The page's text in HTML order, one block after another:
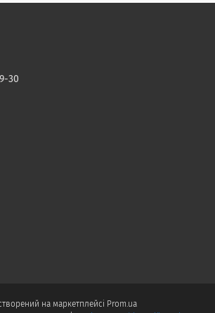
30
на маркетплейсі Prom.ua